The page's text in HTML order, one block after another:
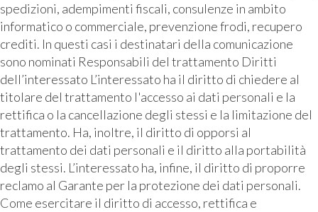
spedizioni, adempimenti fiscali, consulenze in ambito
informatico o commerciale, prevenzione frodi, recupero
crediti. In questi casi i destinatari della comunicazione
sono nominati Responsabili del trattamento Diritti
dell’interessato L’interessato ha il diritto di chiedere al
titolare del trattamento l'accesso ai dati personali e la
rettifica o la cancellazione degli stessi e la limitazione del
trattamento. Ha, inoltre, il diritto di opporsi al
trattamento dei dati personali e il diritto alla portabilità
degli stessi. L’interessato ha, infine, il diritto di proporre
reclamo al Garante per la protezione dei dati personali.
Come esercitare il diritto di accesso, rettifica e